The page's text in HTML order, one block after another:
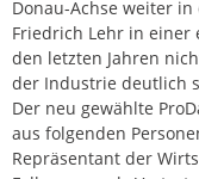
Donau-Achse weiter
Friedrich Lehr in einer
den letzten Jahren
der Industrie deutlich
Der neu gewählte
aus folgenden
Repräsentant der